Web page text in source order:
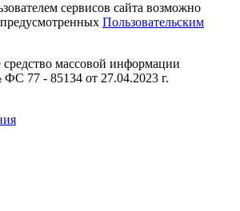
сервисов сайта возможно
Пользовательским
средство массовой информации
77 - 85134 от 27.04.2023 г.